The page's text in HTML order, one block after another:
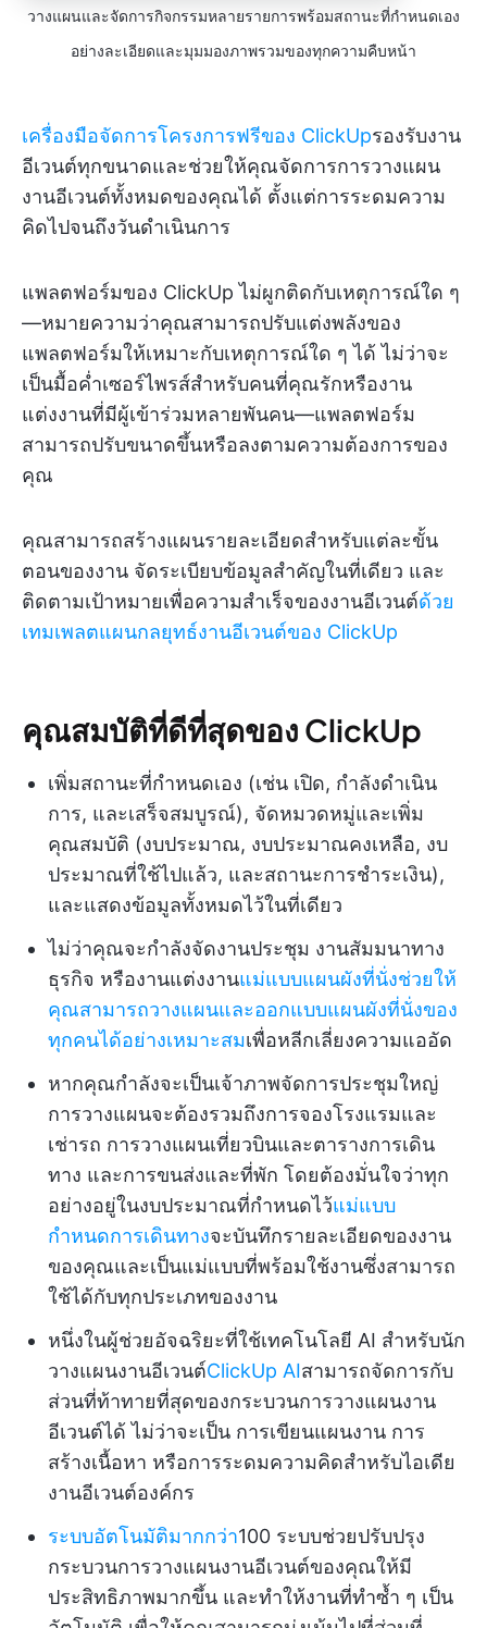
วางแผนและจัดการกิจกรรมหลายรายการพร้อมสถานะที่กำหนดเอง
อย่างละเอียดและมุมมองภาพรวมของทุกความคืบหน้า
เครื่องมือจัดการโครงการฟรีของ ClickUpรองรับงาน
อีเวนต์ทุกขนาดและช่วยให้คุณจัดการการวางแผน
งานอีเวนต์ทั้งหมดของคุณได้ ตั้งแต่การระดมความ
คิดไปจนถึงวันดำเนินการ
แพลตฟอร์มของ ClickUp ไม่ผูกติดกับเหตุการณ์ใด ๆ
—หมายความว่าคุณสามารถปรับแต่งพลังของ
แพลตฟอร์มให้เหมาะกับเหตุการณ์ใด ๆ ได้ ไม่ว่าจะ
เป็นมื้อค่ำเซอร์ไพรส์สำหรับคนที่คุณรักหรืองาน
แต่งงานที่มีผู้เข้าร่วมหลายพันคน—แพลตฟอร์ม
สามารถปรับขนาดขึ้นหรือลงตามความต้องการของ
คุณ
คุณสามารถสร้างแผนรายละเอียดสำหรับแต่ละขั้น
ตอนของงาน จัดระเบียบข้อมูลสำคัญในที่เดียว และ
ติดตามเป้าหมายเพื่อความสำเร็จของงานอีเวนต์ด้วย
เทมเพลตแผนกลยุทธ์งานอีเวนต์ของ ClickUp
คุณสมบัติที่ดีที่สุดของ ClickUp
เพิ่มสถานะที่กำหนดเอง (เช่น เปิด, กำลังดำเนิน
การ, และเสร็จสมบูรณ์), จัดหมวดหมู่และเพิ่ม
คุณสมบัติ (งบประมาณ, งบประมาณคงเหลือ, งบ
ประมาณที่ใช้ไปแล้ว, และสถานะการชำระเงิน),
และแสดงข้อมูลทั้งหมดไว้ในที่เดียว
ไม่ว่าคุณจะกำลังจัดงานประชุม งานสัมมนาทาง
ธุรกิจ หรืองานแต่งงานแม่แบบแผนผังที่นั่งช่วยให้
คุณสามารถวางแผนและออกแบบแผนผังที่นั่งของ
ทุกคนได้อย่างเหมาะสมเพื่อหลีกเลี่ยงความแออัด
หากคุณกำลังจะเป็นเจ้าภาพจัดการประชุมใหญ่
การวางแผนจะต้องรวมถึงการจองโรงแรมและ
เช่ารถ การวางแผนเที่ยวบินและตารางการเดิน
ทาง และการขนส่งและที่พัก โดยต้องมั่นใจว่าทุก
อย่างอยู่ในงบประมาณที่กำหนดไว้แม่แบบ
กำหนดการเดินทางจะบันทึกรายละเอียดของงาน
ของคุณและเป็นแม่แบบที่พร้อมใช้งานซึ่งสามารถ
ใช้ได้กับทุกประเภทของงาน
หนึ่งในผู้ช่วยอัจฉริยะที่ใช้เทคโนโลยี AI สำหรับนัก
วางแผนงานอีเวนต์ClickUp AIสามารถจัดการกับ
ส่วนที่ท้าทายที่สุดของกระบวนการวางแผนงาน
อีเวนต์ได้ ไม่ว่าจะเป็น การเขียนแผนงาน การ
สร้างเนื้อหา หรือการระดมความคิดสำหรับไอเดีย
งานอีเวนต์องค์กร
ระบบอัตโนมัติมากกว่า100 ระบบช่วยปรับปรุง
กระบวนการวางแผนงานอีเวนต์ของคุณให้มี
ประสิทธิภาพมากขึ้น และทำให้งานที่ทำซ้ำ ๆ เป็น